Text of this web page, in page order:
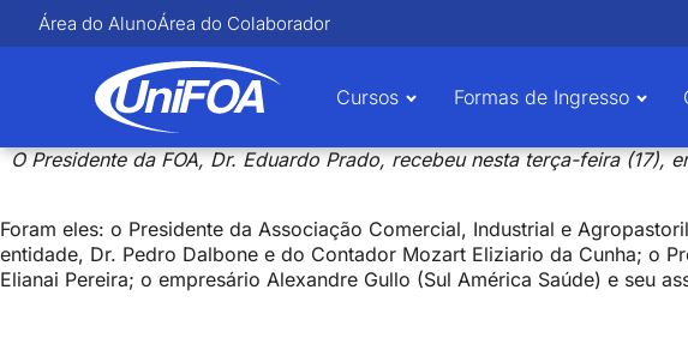
Área do AlunoÁrea do Colaborador
Cursos Formas de Ingresso
O Presidente da FOA, Dr. Eduardo Prado, recebeu nesta terça-feira
Foram eles: o Presidente da Associação Comercial, Industrial e
entidade, Dr. Pedro Dalbone e do Contador Mozart Eliziario da Cunha; o
Elianai Pereira; o empresário Alexandre Gullo (Sul América Saúde) e seu